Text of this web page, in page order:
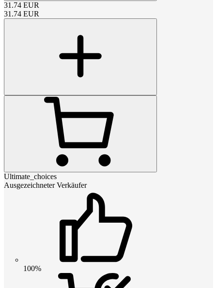
31.74 EUR
31.74 EUR
Ultimate_choices
Ausgezeichneter Verkäufer
100%